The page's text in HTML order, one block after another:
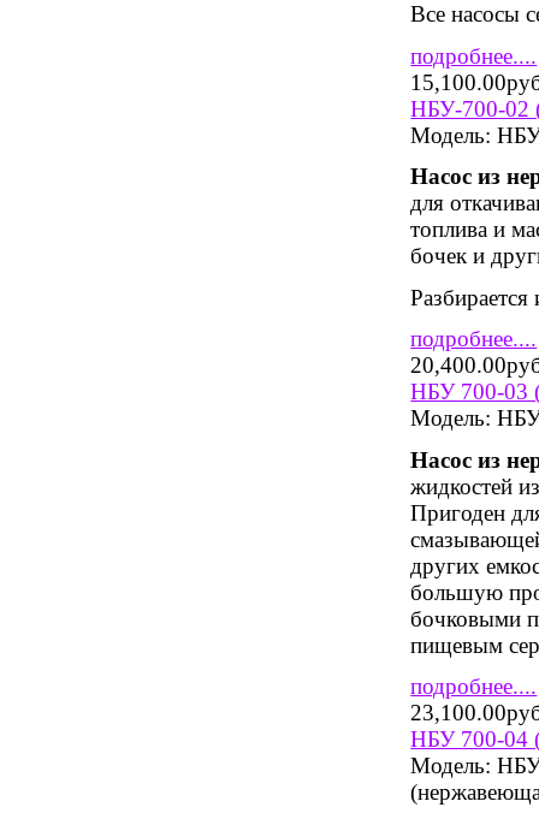
Все насосы
подробнее....
НБУ-700-02
Модель:
Насос из
для
топлива и
бочек и
подробнее....
НБУ 700-03
Модель: НБУ
Насос из
жидкостей
Пригоден
других
большую
бочковыми
пищевым
подробнее....
НБУ 700-04
Модель: НБУ